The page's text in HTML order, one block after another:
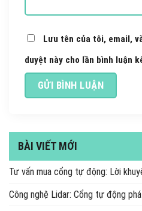
Lưu tên của tôi, email,
duyệt này cho lần bình luận
BÀI VIẾT MỚI
Tư vấn mua cổng tự động: Lời
Công nghệ Lidar: Cổng tự động